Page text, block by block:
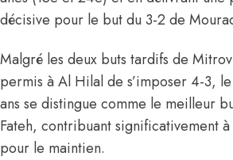
décisive pour le but du 3-2 de
Malgré les deux buts tardifs de
permis à Al Hilal de s’imposer 4-3,
ans se distingue comme le meilleur
Fateh, contribuant significativement
pour le maintien.